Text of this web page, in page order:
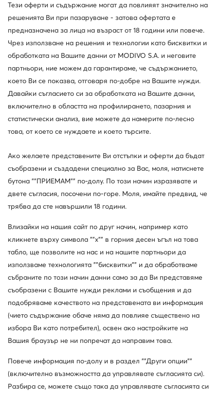
Сникърси · Сив
Актуална цена
40,99€
Редовна цена70,05 €-41%
Най-ниска цена
Сникърси · NB 327 · Бежов
Актуална цена
112,99€
Редовна цена129,99 €-13%
129,99 €
Converse
Кецове · All Star · Бял
65,99€
Актуална цена
29,99€
Най-ниска цена 32,99 € -9%
Тези оферти и съдържание могат да повлияят значително на
решенията Ви при пазаруване - затова офертата е
предназначена за лица на възраст от 18 години или повече.
Чрез използване на решения и технологии като бисквитки и
обработката на Вашите данни от MODIVO S.A. и неговите
партньори, ние можем да гарантираме, че съдържанието,
което Ви се показва, отговаря по-добре на Вашите нужди.
Давайки съгласието си за обработката на Вашите данни,
включително в областта на профилирането, пазарния и
статистически анализ, вие можете да намерите по-лесно
това, от което се нуждаете и което търсите.
Ако желаете представените Ви отстъпки и оферти да бъдат
съобразени и създадени специално за Вас, моля, натиснете
бутона ""ПРИЕМАМ"" по-долу. По този начин изразявате и
двете съгласия, посочени по-горе. Моля, имайте предвид, че
трябва да сте навършили 18 години.
Влизайки на нашия сайт по друг начин, например като
кликнете върху символа ""x"" в горния десен ъгъл на това
табло, ще позволите на нас и на нашите партньори да
използваме технологията ""бисквитки"" и да обработваме
събраните по този начин данни само за да Ви представяме
съобразени с Вашите нужди реклами и съобщения и да
подобряваме качеството на представената ви информация
(чието съдържание обаче няма да повлияе съществено на
избора Ви като потребител), освен ако настройките на
Вашия браузър не ни попречат да направим това.
Повече информация по-долу и в раздел ""Други опции""
(включително възможността да управлявате съгласията си).
Разбира се, можете също така да управлявате съгласията си